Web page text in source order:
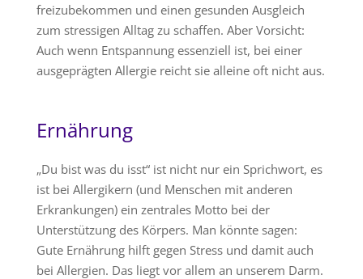
freizubekommen und einen gesunden Ausgleich
zum stressigen Alltag zu schaffen. Aber Vorsicht:
Auch wenn Entspannung essenziell ist, bei einer
ausgeprägten Allergie reicht sie alleine oft nicht aus.
Ernährung
„Du bist was du isst“ ist nicht nur ein Sprichwort, es
ist bei Allergikern (und Menschen mit anderen
Erkrankungen) ein zentrales Motto bei der
Unterstützung des Körpers. Man könnte sagen:
Gute Ernährung hilft gegen Stress und damit auch
bei Allergien. Das liegt vor allem an unserem Darm.